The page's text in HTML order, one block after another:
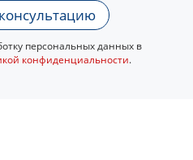
персональных данных в
конфиденциальности.